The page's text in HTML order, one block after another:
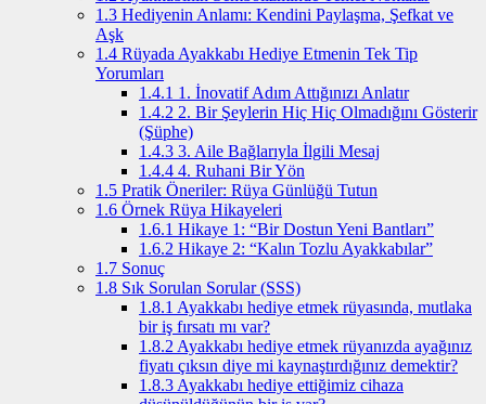
1.3 Hediyenin Anlamı: Kendini Paylaşma, Şefkat ve
Aşk
1.4 Rüyada Ayakkabı Hediye Etmenin Tek Tip
Yorumları
1.4.1 1. İnovatif Adım Attığınızı Anlatır
1.4.2 2. Bir Şeylerin Hiç Hiç Olmadığını Gösterir
(Şüphe)
1.4.3 3. Aile Bağlarıyla İlgili Mesaj
1.4.4 4. Ruhani Bir Yön
1.5 Pratik Öneriler: Rüya Günlüğü Tutun
1.6 Örnek Rüya Hikayeleri
1.6.1 Hikaye 1: “Bir Dostun Yeni Bantları”
1.6.2 Hikaye 2: “Kalın Tozlu Ayakkabılar”
1.7 Sonuç
1.8 Sık Sorulan Sorular (SSS)
1.8.1 Ayakkabı hediye etmek rüyasında, mutlaka
bir iş fırsatı mı var?
1.8.2Ayakkabı hediye etmek rüyanızda ayağınız
fiyatı çıksın diye mi kaynaştırdığınız demektir?
1.8.3Ayakkabı hediye ettiğimiz cihaza